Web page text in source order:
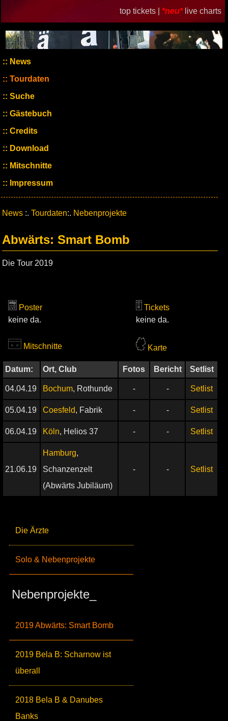
top tickets | *neu* live charts
News
Tourdaten
Suche
Gästebuch
Credits
Download
Mitschnitte
Impressum
Die Ärzte
Solo & Nebenprojekte
Nebenprojekte_
2019 Abwärts: Smart Bomb
2019 Bela B: Scharnow ist
überall
2018 Bela B & Danubes
Banks
News :. Tourdaten:. Nebenprojekte
Abwärts: Smart Bomb
Die Tour 2019
Poster
keine da.
Tickets
keine da.
Mitschnitte Karte
Datum: Ort, Club Fotos Bericht Setlist
04.04.19 Bochum, Rothunde - - Setlist
05.04.19 Coesfeld, Fabrik - - Setlist
06.04.19 Köln, Helios 37 - - Setlist
21.06.19
Hamburg,
Schanzenzelt
(Abwärts Jubiläum)
- - Setlist